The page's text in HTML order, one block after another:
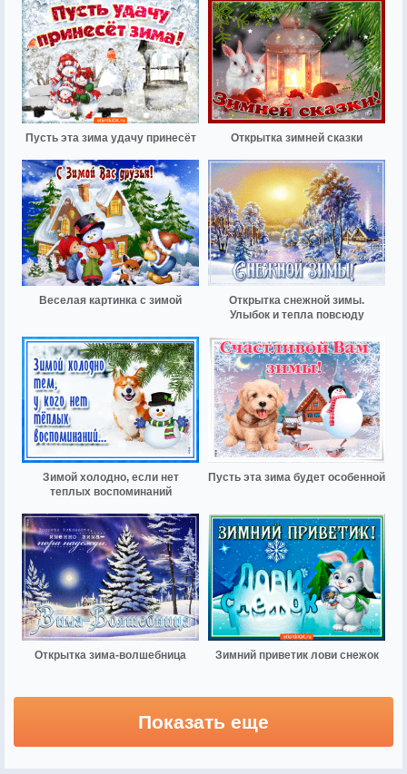
Пусть эта зима удачу принесёт Открытка зимней сказки
Веселая картинка с зимой
Открытка снежной зимы.
Улыбок и тепла повсюду
Зимой холодно, если нет
теплых воспоминаний
Пусть эта зима будет особенной
Открытка зима-волшебница Зимний приветик лови снежок
Показать еще